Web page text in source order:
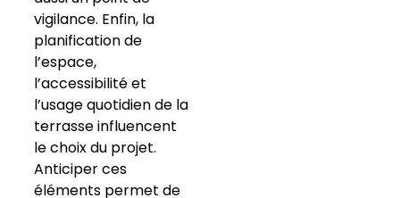
vigilance. Enfin, la
planification de
l’espace,
l’accessibilité et
l’usage quotidien de la
terrasse influencent
le choix du projet.
Anticiper ces
éléments permet de